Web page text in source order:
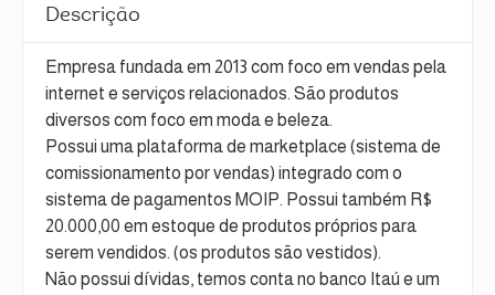
Descrição
Empresa fundada em 2013 com foco em vendas pela
internet e serviços relacionados. São produtos
diversos com foco em moda e beleza.
Possui uma plataforma de marketplace (sistema de
comissionamento por vendas) integrado com o
sistema de pagamentos MOIP. Possui também R$
20.000,00 em estoque de produtos próprios para
serem vendidos. (os produtos são vestidos).
Não possui dívidas, temos conta no banco Itaú e um